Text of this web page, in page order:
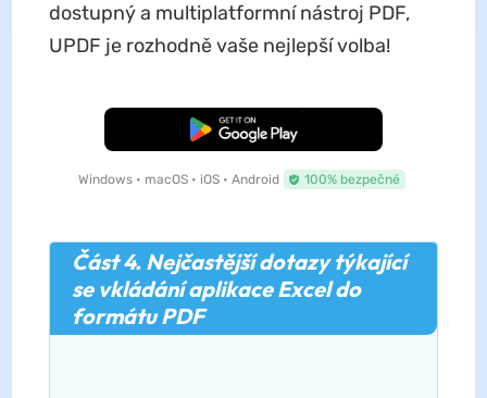
dostupný a multiplatformní nástroj PDF,
UPDF je rozhodně vaše nejlepší volba!
Bezplatné stažení
Windows • macOS • iOS • Android 100% bezpečné
Část 4. Nejčastější dotazy týkající
se vkládání aplikace Excel do
formátu PDF